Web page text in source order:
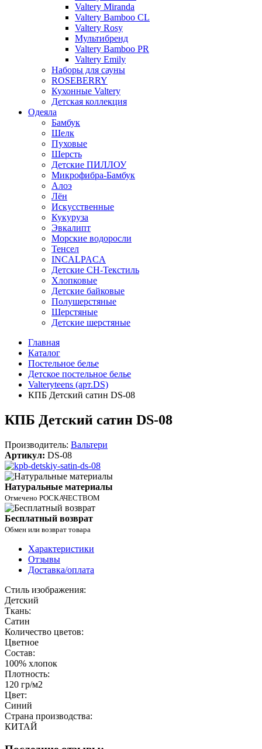
Valtery Miranda
Valtery Bamboo CL
Valtery Rosy
Мультибренд
Valtery Bamboo PR
Valtery Emily
Наборы для сауны
ROSEBERRY
Кухонные Valtery
Детская коллекция
Одеяла
Бамбук
Шелк
Пуховые
Шерсть
Детские ПИЛЛОУ
Микрофибра-Бамбук
Алоэ
Лён
Искусственные
Кукуруза
Эвкалипт
Морские водоросли
Тенсел
INCALPACA
Детские СН-Текстиль
Хлопковые
Детские байковые
Полушерстяные
Шерстяные
Детские шерстяные
Главная
Каталог
Постельное белье
Детское постельное белье
Valteryteens (арт.DS)
КПБ Детский сатин DS-08
КПБ Детский сатин DS-08
Производитель: Вальтери
Артикул: DS-08
Натуральные материалы
Отмечено РОСКАЧЕСТВОМ
Бесплатный возврат
Обмен или возврат товара
Характеристики
Отзывы
Доставка/оплата
Стиль изображения:
Детский
Ткань:
Сатин
Количество цветов:
Цветное
Состав:
100% хлопок
Плотность:
120 гр/м2
Цвет:
Синий
Страна производства:
КИТАЙ